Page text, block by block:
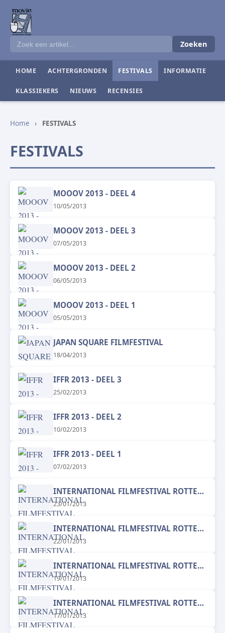
Zoeken
HOME ACHTERGRONDEN FESTIVALS INFORMATIE
KLASSIEKERS NIEUWS RECENSIES
Home › FESTIVALS
FESTIVALS
MOOOV 2013 - DEEL 4
10/05/2013
MOOOV 2013 - DEEL 3
07/05/2013
MOOOV 2013 - DEEL 2
06/05/2013
MOOOV 2013 - DEEL 1
05/05/2013
JAPAN SQUARE FILMFESTIVAL
18/04/2013
IFFR 2013 - DEEL 3
25/02/2013
IFFR 2013 - DEEL 2
10/02/2013
IFFR 2013 - DEEL 1
07/02/2013
INTERNATIONAL FILMFESTIVAL ROTTERDAM
23/01/2013
INTERNATIONAL FILMFESTIVAL ROTTERDAM
22/01/2013
INTERNATIONAL FILMFESTIVAL ROTTERDAM
19/01/2013
INTERNATIONAL FILMFESTIVAL ROTTERDAM
17/01/2013